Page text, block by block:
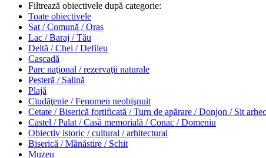
Filtrează obiectivele după categorie:
Toate obiectivele
Sat / Comună / Oraș
Lac / Baraj / Tău
Deltă / Chei / Defileu
Cascadă
Parc naţional / rezervaţii naturale
Pesteră / Salină
Plajă
Ciudăţenie / Fenomen neobişnuit
Cetate / Biserică fortificată / Turn de apărare / Donjon / Sit
Castel / Palat / Casă memorială / Conac / Domeniu
Obiectiv istoric / cultural / arhitectural
Biserică / Mănăstire / Schit
Muzeu